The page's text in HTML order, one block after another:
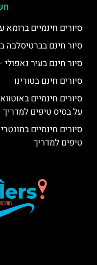
סיורים חינמיים
סיור חינם בברטיסלבה
סיור חינם בעיר
סיורים חינם בטורינו
על בסיס טיפים למדריך
טיפים למדריך